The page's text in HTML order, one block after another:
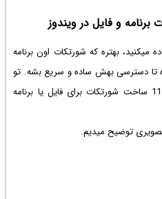
و فایل در ویندوز
میکنید، بهتره که شورتکات اون برنامه
تا دسترسی بهش ساده و سریع بشه. تو
ویندوزای مختلف و از جمله ویندوز 11 ساخت شورتکات برای فایل یا برنامه
توضیح میدیم.